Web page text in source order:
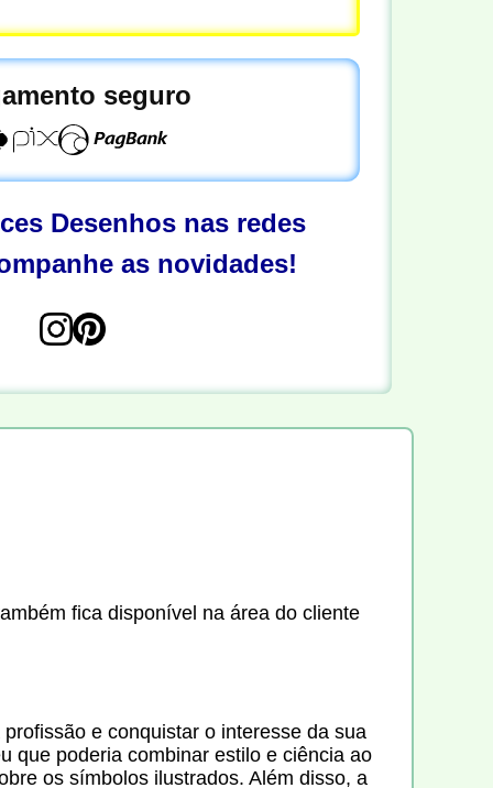
seguro
Desenhos nas redes
as novidades!
fica disponível na área do cliente
e conquistar o interesse da sua
que poderia combinar estilo e ciência ao
os símbolos ilustrados. Além disso, a